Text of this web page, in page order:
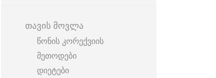
თავის მოვლა
წონის კორექვიის
მეთოდები
დიეტები